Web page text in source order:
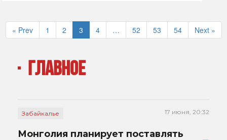
« Prev 1 2 3 4 … 52 53 54 Next »
ГЛАВНОЕ
Забайкалье 17 июня, 20:32
Монголия планирует поставлять